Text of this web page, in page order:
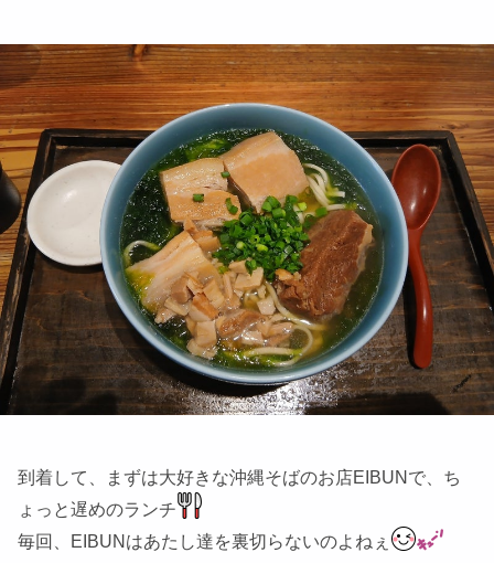
到着して、まずは大好きな沖縄そばのお店EIBUNで、ち
ょっと遅めのランチ
毎回、EIBUNはあたし達を裏切らないのよねぇ